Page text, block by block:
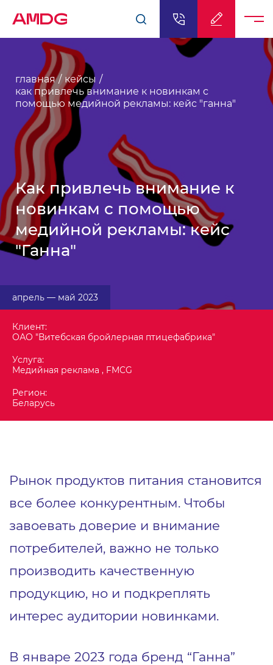
AMDG
главная
кейсы
как привлечь внимание к новинкам с
помощью медийной рекламы: кейс "ганна"
Как привлечь внимание к
новинкам с помощью
медийной рекламы: кейс
"Ганна"
Клиент:
ОАО "Витебская бройлерная птицефабрика"
Услуга:
Медийная реклама , FMCG
Регион:
Беларусь
апрель — май 2023
Рынок продуктов питания становится
все более конкурентным. Чтобы
завоевать доверие и внимание
потребителей, важно не только
производить качественную
продукцию, но и подкреплять
интерес аудитории новинками.
В январе 2023 года бренд “Ганна”